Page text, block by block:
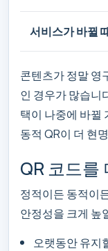
서비스가 바뀔
콘텐츠가 정말 영
인 경우가 많습니
택이 나중에 바뀔
동적 QR이 더 현
QR 코드를
정적이든 동적이
안정성을 크게 높
오랫동안 유지